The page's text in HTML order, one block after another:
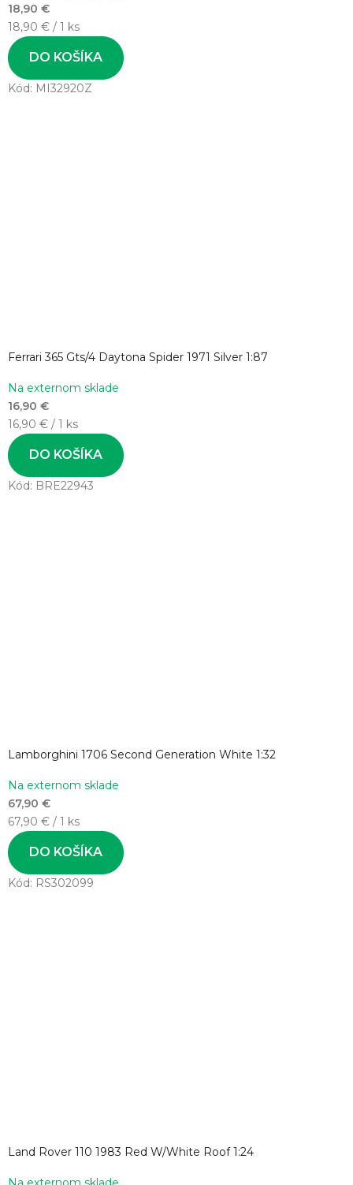
18,90 €
Jednotková
cena:
18,90 € / 1 ks
DO KOŠÍKA
Kód: MI32920Z
Ferrari 365 Gts/4 Daytona Spider 1971 Silver 1:87
Na externom sklade
16,90 €
Jednotková
cena:
16,90 € / 1 ks
DO KOŠÍKA
Kód: BRE22943
Lamborghini 1706 Second Generation White 1:32
Na externom sklade
67,90 €
Jednotková
cena:
67,90 € / 1 ks
DO KOŠÍKA
Kód: RS302099
Land Rover 110 1983 Red W/White Roof 1:24